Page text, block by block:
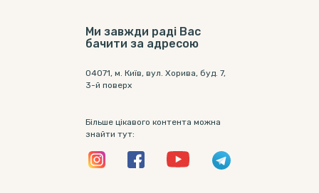
Ми завжди раді Вас
бачити за адресою
04071, м. Київ, вул. Хорива, буд. 7,
3-й поверх
Більше цікавого контента можна
знайти тут: